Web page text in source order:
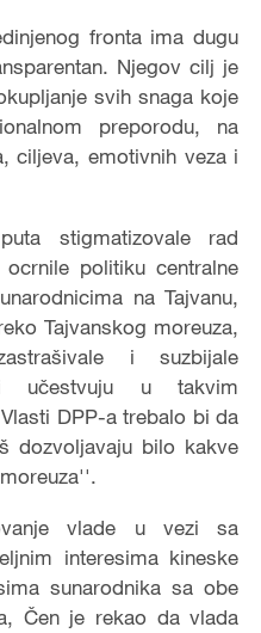
fronta ima dugu
Njegov cilj je
svih snaga koje
preporodu, na
ciljeva, emotivnih veza i
stigmatizovale rad
politiku centralne
na Tajvanu,
Tajvanskog moreuza,
i suzbijale
učestvuju u takvim
DPP-a trebalo bi da
dozvoljavaju bilo kakve
vlade u vezi sa
interesima kineske
sunarodnika sa obe
Čen je rekao da vlada